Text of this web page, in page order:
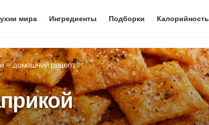
мира Ингредиенты Подборки Калорийность
— домашний рецепт